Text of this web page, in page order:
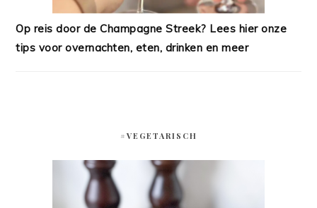
Op reis door de Champagne Streek? Lees hier onze
tips voor overnachten, eten, drinken en meer
#VEGETARISCH